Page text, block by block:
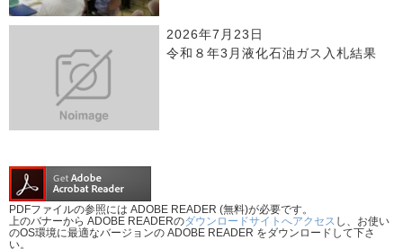
2026年7月23日
令和８年3月液化石油ガス入札結果
PDFファイルの参照には ADOBE READER (無料)が必要です。
上のバナーから ADOBE READERのダウンロードサイトへアクセス し、お使い
のOS環境に最適なバージョンの ADOBE READER をダウンロードして下さ
い。